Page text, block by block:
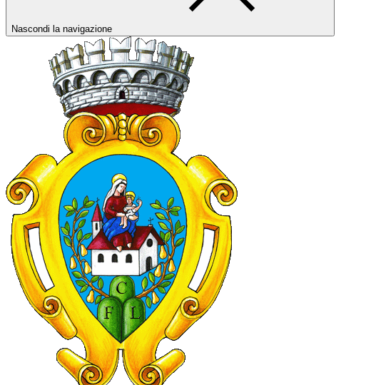
Nascondi la navigazione